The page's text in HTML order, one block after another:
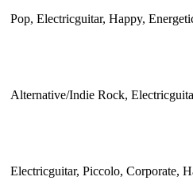
Pop, Electricguitar, Happy,
Alternative/Indie Rock,
Electricguitar, Piccolo, Corporate,